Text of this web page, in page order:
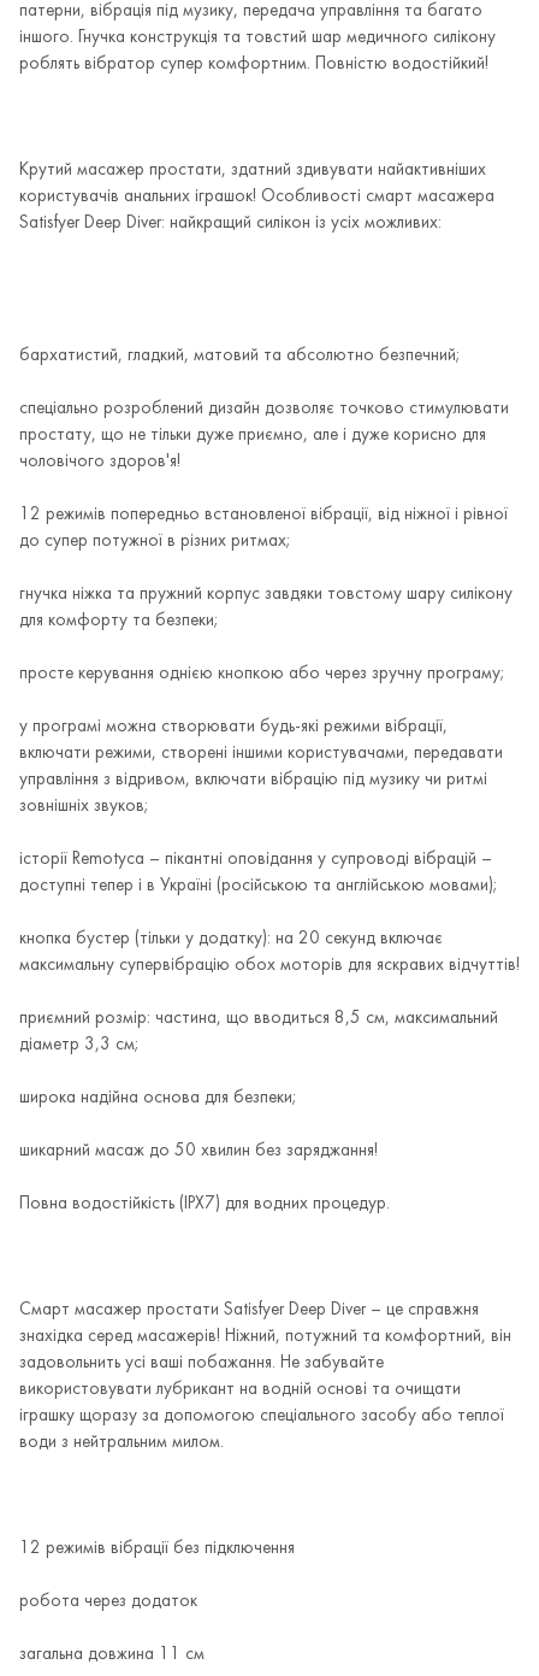
патерни, вібрація під музику, передача управління та багато
іншого. Гнучка конструкція та товстий шар медичного силікону
роблять вібратор супер комфортним. Повністю водостійкий!
Крутий масажер простати, здатний здивувати найактивніших
користувачів анальних іграшок! Особливості смарт масажера
Satisfyer Deep Diver: найкращий силікон із усіх можливих:
бархатистий, гладкий, матовий та абсолютно безпечний;
спеціально розроблений дизайн дозволяє точково стимулювати
простату, що не тільки дуже приємно, але і дуже корисно для
чоловічого здоров'я!
12 режимів попередньо встановленої вібрації, від ніжної і рівної
до супер потужної в різних ритмах;
гнучка ніжка та пружний корпус завдяки товстому шару силікону
для комфорту та безпеки;
просте керування однією кнопкою або через зручну програму;
у програмі можна створювати будь-які режими вібрації,
включати режими, створені іншими користувачами, передавати
управління з відривом, включати вібрацію під музику чи ритмі
зовнішніх звуков;
історії Remotyca – пікантні оповідання у супроводі вібрацій –
доступні тепер і в Україні (російською та англійською мовами);
кнопка бустер (тільки у додатку): на 20 секунд включає
максимальну супервібрацію обох моторів для яскравих відчуттів!
приємний розмір: частина, що вводиться 8,5 см, максимальний
діаметр 3,3 см;
широка надійна основа для безпеки;
шикарний масаж до 50 хвилин без заряджання!
Повна водостійкість (IPX7) для водних процедур.
Смарт масажер простати Satisfyer Deep Diver – це справжня
знахідка серед масажерів! Ніжний, потужний та комфортний, він
задовольнить усі ваші побажання. Не забувайте
використовувати лубрикант на водній основі та очищати
іграшку щоразу за допомогою спеціального засобу або теплої
води з нейтральним милом.
12 режимів вібрації без підключення
робота через додаток
загальна довжина 11 см